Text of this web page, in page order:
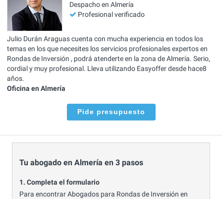
Despacho en Almería
Profesional verificado
Julio Durán Araguas cuenta con mucha experiencia en todos los
temas en los que necesites los servicios profesionales expertos en
Rondas de Inversión , podrá atenderte en la zona de Almería. Serio,
cordial y muy profesional. Lleva utilizando Easyoffer desde hace8
años.
Oficina en Almería
Pide presupuesto
Tu abogado en Almería en 3 pasos
1. Completa el formulario
Para encontrar Abogados para Rondas de Inversión en